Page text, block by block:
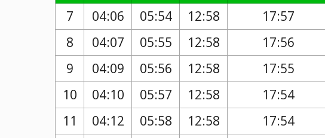
7
04:06 05:54 12:58 17:57
8
04:07 05:55 12:58 17:56
9
04:09 05:56 12:58 17:55
10
04:10 05:57 12:58 17:54
11
04:12 05:58 12:58 17:54